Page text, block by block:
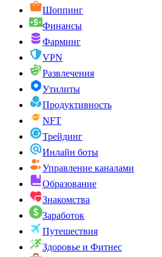
Шоппинг
Финансы
Фарминг
VPN
Развлечения
Утилиты
Продуктивность
NFT
Трейдинг
Инлайн боты
Управление каналами
Образование
Знакомства
Заработок
Путешествия
Здоровье и Фитнес